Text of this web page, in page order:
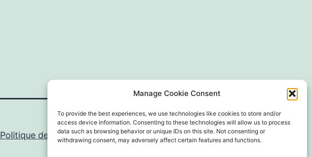
Manage Cookie Consent
To provide the best experiences, we use technologies like cookies to store and/or
access device information. Consenting to these technologies will allow us to process
data such as browsing behavior or unique IDs on this site. Not consenting or
withdrawing consent, may adversely affect certain features and functions.
Politique de confidentialité Fièrement propulsé parWordPress